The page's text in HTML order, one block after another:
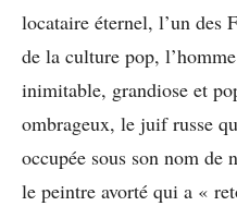
locataire éternel, l’un des
de la culture pop,
inimitable, grandiose et
ombrageux, le juif russe
occupée sous son nom de
le peintre avorté qui a «